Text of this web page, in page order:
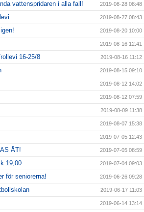
vattenspridaren i alla fall! 2019-08-28 08:48
2019-08-27 08:43
2019-08-20 10:00
2019-08-16 12:41
16-25/8 2019-08-16 11:12
2019-08-15 09:10
2019-08-12 14:02
2019-08-12 07:59
2019-08-09 11:38
2019-08-07 15:38
2019-07-05 12:43
ÅT! 2019-07-05 08:59
19,00 2019-07-04 09:03
för seniorerna! 2019-06-26 09:28
2019-06-17 11:03
2019-06-14 13:14